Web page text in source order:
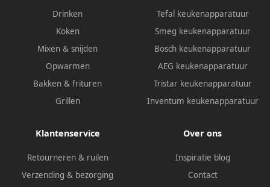
Drinken
Koken
Mixen & snijden
Opwarmen
Bakken & frituren
Grillen
Tefal keukenapparatuur
Smeg keukenapparatuur
Bosch keukenapparatuur
AEG keukenapparatuur
Tristar keukenapparatuur
Inventum keukenapparatuur
Klantenservice
Retourneren & ruilen
Verzending & bezorging
Over ons
Inspiratie blog
Contact